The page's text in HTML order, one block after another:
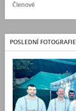
Členové
POSLEDNÍ FOTOGRAFIE